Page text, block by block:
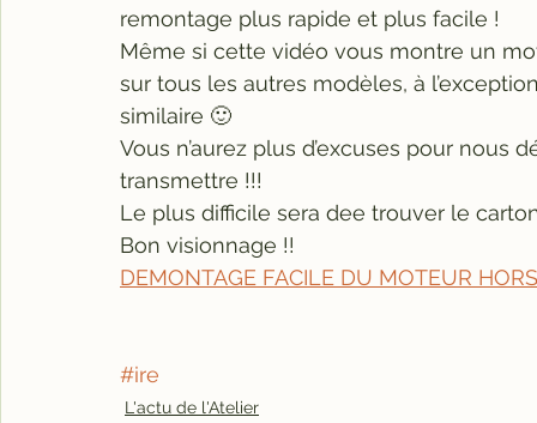
remontage plus rapide et plus facile !
Même si cette vidéo vous montre un
sur tous les autres modèles, à
similaire 🙂
Vous n’aurez plus d’excuses pour
transmettre !!!
Le plus difficile sera dee trouver le carton
Bon visionnage !!
DEMONTAGE FACILE DU MOTEUR
#ire
L'actu de l'Atelier